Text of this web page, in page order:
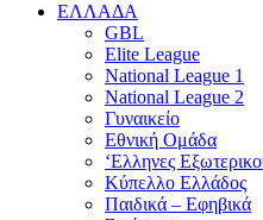
EΛΛΑΔΑ
GBL
Elite League
National League 1
National League 2
Γυναικείο
Εθνική Ομάδα
‘Ελληνες
Κύπελλο Ελλάδος
Παιδικά – Εφηβικά